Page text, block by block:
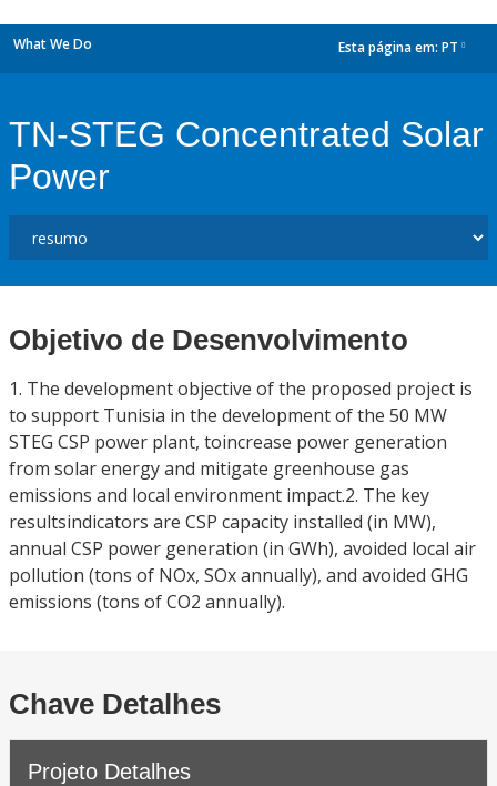
What We Do Esta página em: PT
TN-STEG Concentrated Solar
Power
Objetivo de Desenvolvimento
1. The development objective of the proposed project is
to support Tunisia in the development of the 50 MW
STEG CSP power plant, toincrease power generation
from solar energy and mitigate greenhouse gas
emissions and local environment impact.2. The key
resultsindicators are CSP capacity installed (in MW),
annual CSP power generation (in GWh), avoided local air
pollution (tons of NOx, SOx annually), and avoided GHG
emissions (tons of CO2 annually).
Chave Detalhes
Projeto Detalhes